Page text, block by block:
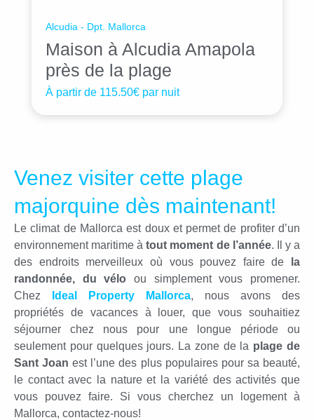
Alcudia - Dpt. Mallorca
Maison à Alcudia Amapola
près de la plage
À partir de 115.50€ par nuit
Venez visiter cette plage
majorquine dès maintenant!
Le climat de Mallorca est doux et permet de profiter d’un
environnement maritime àtout moment de l’année. Il y a
des endroits merveilleux où vous pouvez faire de la
randonnée, du vélo ou simplement vous promener.
Chez
Ideal Property Mallorca, nous avons des
propriétés de vacances à louer, que vous souhaitiez
séjourner chez nous pour une longue période ou
seulement pour quelques jours. La zone de la plage de
Sant Joan est l’une des plus populaires pour sa beauté,
le contact avec la nature et la variété des activités que
vous pouvez faire. Si vous cherchez un logement à
Mallorca, contactez-nous!